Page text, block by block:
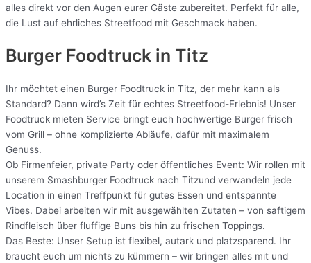
alles direkt vor den Augen eurer Gäste zubereitet. Perfekt für alle,
die Lust auf ehrliches Streetfood mit Geschmack haben.
Burger Foodtruck in Titz
Ihr möchtet einen Burger Foodtruck in Titz, der mehr kann als
Standard? Dann wird’s Zeit für echtes Streetfood-Erlebnis! Unser
Foodtruck mieten Service bringt euch hochwertige Burger frisch
vom Grill – ohne komplizierte Abläufe, dafür mit maximalem
Genuss.
Ob Firmenfeier, private Party oder öffentliches Event: Wir rollen mit
unserem Smashburger Foodtruck nach Titzund verwandeln jede
Location in einen Treffpunkt für gutes Essen und entspannte
Vibes. Dabei arbeiten wir mit ausgewählten Zutaten – von saftigem
Rindfleisch über fluffige Buns bis hin zu frischen Toppings.
Das Beste: Unser Setup ist flexibel, autark und platzsparend. Ihr
braucht euch um nichts zu kümmern – wir bringen alles mit und